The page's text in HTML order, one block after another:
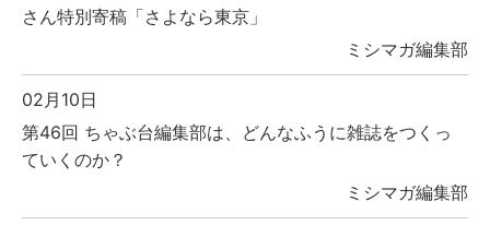
さん特別寄稿「さよなら東京」
ミシマガ編集部
02月10日
第46回 ちゃぶ台編集部は、どんなふうに雑誌をつくっ
ていくのか？
ミシマガ編集部